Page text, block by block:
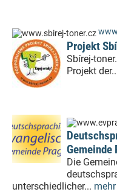
Projekt
Sbírej-
Projekt
Gemeinde
Die
unterschiedlicher... mehr